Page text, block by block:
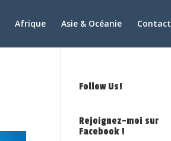
Afrique Asie & Océanie Contact
Follow Us!
Rejoignez-moi sur
Facebook !